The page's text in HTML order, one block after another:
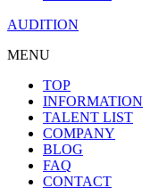
AUDITION
MENU
TOP
INFORMATION
TALENT LIST
COMPANY
BLOG
FAQ
CONTACT